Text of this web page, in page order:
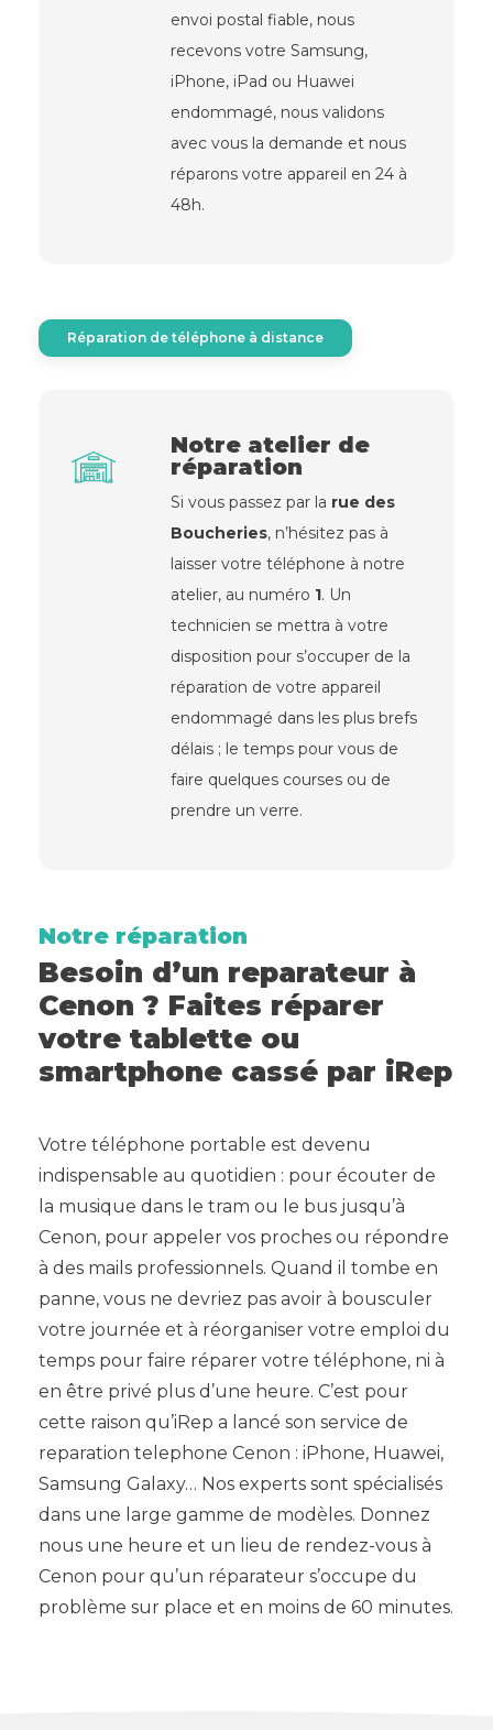
envoi postal fiable, nous
recevons votre Samsung,
iPhone, iPad ou Huawei
endommagé, nous validons
avec vous la demande et nous
réparons votre appareil en 24 à
48h.
Réparation de téléphone à distance
Notre atelier de
réparation
Si vous passez par la rue des
Boucheries, n’hésitez pas à
laisser votre téléphone à notre
atelier, au numéro 1. Un
technicien se mettra à votre
disposition pour s’occuper de la
réparation de votre appareil
endommagé dans les plus brefs
délais ; le temps pour vous de
faire quelques courses ou de
prendre un verre.
Notre réparation
Besoin d’un reparateur à
Cenon ? Faites réparer
votre tablette ou
smartphone cassé par iRep
Votre téléphone portable est devenu
indispensable au quotidien : pour écouter de
la musique dans le tram ou le bus jusqu’à
Cenon, pour appeler vos proches ou répondre
à des mails professionnels. Quand il tombe en
panne, vous ne devriez pas avoir à bousculer
votre journée et à réorganiser votre emploi du
temps pour faire réparer votre téléphone, ni à
en être privé plus d’une heure. C’est pour
cette raison qu’iRep a lancé son service de
reparation telephone Cenon : iPhone, Huawei,
Samsung Galaxy… Nos experts sont spécialisés
dans une large gamme de modèles. Donnez
nous une heure et un lieu de rendez-vous à
Cenon pour qu’un réparateur s’occupe du
problème sur place et en moins de 60 minutes.